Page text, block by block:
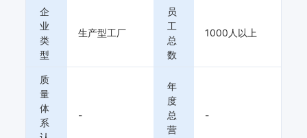
都”。产品广泛应用于
医药、食品、发酵、
化工、饲料等行业，
与国内外众多知名企
业建立了长期战略合
作伙伴关系，葡萄
糖、果糖、麦芽糊精
等产品出口亚、欧、
非、南美等40多个国
企
业
类
型
生产型工厂
员
工
总
数
1000人以上
质
量
体
系
-
年
度
总
营
-